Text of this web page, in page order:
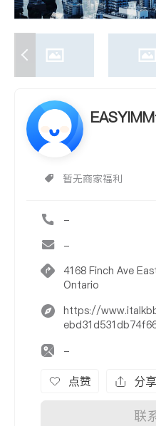
暂无商家福利
-
-
4168 Finch Ave
Ontario
https://
-
点赞 分享
联